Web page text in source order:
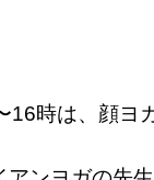
16時は、顔ヨ